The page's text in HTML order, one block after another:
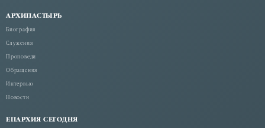
АРХИПАСТЫРЬ
Биография
Служения
Проповеди
Обращения
Интервью
Новости
ЕПАРХИЯ СЕГОДНЯ